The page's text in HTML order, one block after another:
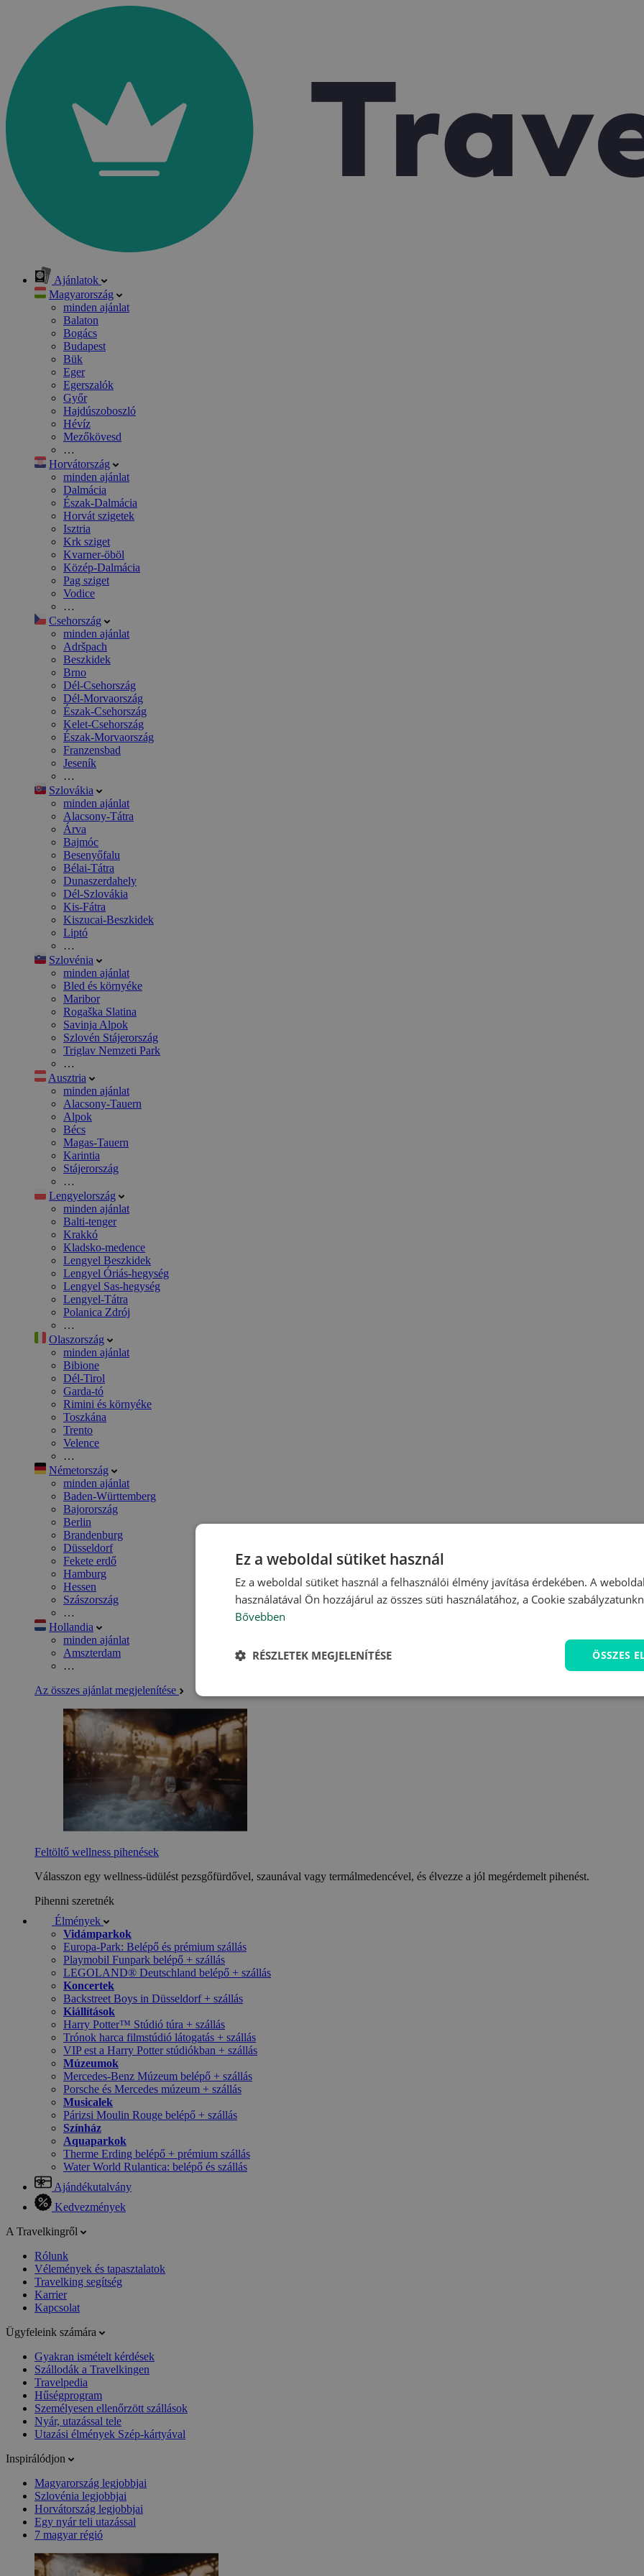
Ajánlatok
Magyarország
minden ajánlat
Balaton
Bogács
Budapest
Bük
Eger
Egerszalók
Győr
Hajdúszoboszló
Hévíz
Mezőkövesd
…
Horvátország
minden ajánlat
Dalmácia
Észak-Dalmácia
Horvát szigetek
Isztria
Krk sziget
Kvarner-öböl
Közép-Dalmácia
Pag sziget
Vodice
…
Csehország
minden ajánlat
Adršpach
Beszkidek
Brno
Dél-Csehország
Dél-Morvaország
Észak-Csehország
Kelet-Csehország
Észak-Morvaország
Franzensbad
Jeseník
…
Szlovákia
minden ajánlat
Alacsony-Tátra
Árva
Bajmóc
Besenyőfalu
Bélai-Tátra
Dunaszerdahely
Dél-Szlovákia
Kis-Fátra
Kiszucai-Beszkidek
Liptó
…
Szlovénia
minden ajánlat
Bled és környéke
Maribor
Rogaška Slatina
Savinja Alpok
Szlovén Stájerország
Triglav Nemzeti Park
…
Ausztria
minden ajánlat
Alacsony-Tauern
Alpok
Bécs
Magas-Tauern
Karintia
Stájerország
…
Lengyelország
minden ajánlat
Balti-tenger
Krakkó
Kladsko-medence
Lengyel Beszkidek
Lengyel Óriás-hegység
Lengyel Sas-hegység
Lengyel-Tátra
Polanica Zdrój
…
Olaszország
minden ajánlat
Bibione
Dél-Tirol
Garda-tó
Rimini és környéke
Toszkána
Trento
Velence
…
Németország
minden ajánlat
Baden-Württemberg
Bajorország
Berlin
Brandenburg
Düsseldorf
Fekete erdő
Hamburg
Hessen
Szászország
…
Hollandia
minden ajánlat
Amszterdam
…
Az összes ajánlat megjelenítése
Feltöltő wellness pihenések
Válasszon egy wellness-üdülést pezsgőfürdővel, szaunával vagy termálmedencével, és élvezze a jól megérdemelt pihenést.
Pihenni szeretnék
Élmények
Vidámparkok
Europa-Park: Belépő és prémium szállás
Playmobil Funpark belépő + szállás
LEGOLAND® Deutschland belépő + szállás
Koncertek
Backstreet Boys in Düsseldorf + szállás
Kiállítások
Harry Potter™ Stúdió túra + szállás
Trónok harca filmstúdió látogatás + szállás
VIP est a Harry Potter stúdiókban + szállás
Múzeumok
Mercedes-Benz Múzeum belépő + szállás
Porsche és Mercedes múzeum + szállás
Musicalek
Párizsi Moulin Rouge belépő + szállás
Színház
Aquaparkok
Therme Erding belépő + prémium szállás
Water World Rulantica: belépő és szállás
Ajándékutalvány
Kedvezmények
A Travelkingről
Rólunk
Vélemények és tapasztalatok
Travelking segítség
Karrier
Kapcsolat
Ügyfeleink számára
Gyakran ismételt kérdések
Szállodák a Travelkingen
Travelpedia
Hűségprogram
Személyesen ellenőrzött szállások
Nyár, utazással tele
Utazási élmények Szép-kártyával
Inspirálódjon
Magyarország legjobbjai
Szlovénia legjobbjai
Horvátország legjobbjai
Egy nyár teli utazással
7 magyar régió
Ez a weboldal sütiket használ
Ez a weboldal sütiket használ a felhasználói élmény javítása érdekében. A
használatával Ön hozzájárul az összes süti használatához, a Cookie
Bővebben
ÖSSZES
RÉSZLETEK MEGJELENÍTÉSE